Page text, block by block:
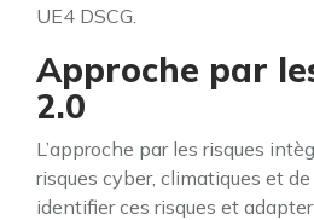
UE4 DSCG.
Approche par
2.0
L’approche par les risques
risques cyber, climatiques et
identifier ces risques et